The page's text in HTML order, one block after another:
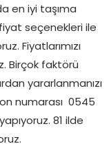
en iyi taşıma
seçenekleri ile
Fiyatlarımızı
Birçok faktörü
yararlanmanızı
numarası 0545
81 ilde